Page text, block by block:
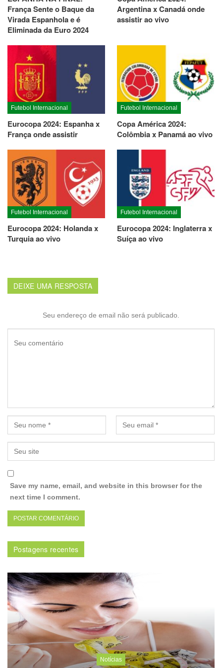
França Sente o Baque da
Virada Espanhola e é
Eliminada da Euro 2024
Argentina x Canadá onde
assistir ao vivo
Futebol Internacional
Eurocopa 2024: Espanha x
França onde assistir
Futebol Internacional
Copa América 2024:
Colômbia x Panamá ao vivo
Futebol Internacional
Eurocopa 2024: Holanda x
Turquia ao vivo
Futebol Internacional
Eurocopa 2024: Inglaterra x
Suíça ao vivo
DEIXE UMA RESPOSTA
Seu endereço de email não será publicado.
Save my name, email, and website in this browser for the
next time I comment.
Postagens recentes
Notícias